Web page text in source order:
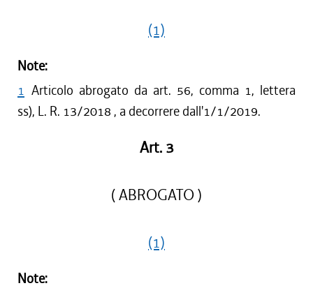
(1)
Note:
1 Articolo abrogato da art. 56, comma 1, lettera
ss), L. R. 13/2018 , a decorrere dall'1/1/2019.
Art. 3
( ABROGATO )
(1)
Note: